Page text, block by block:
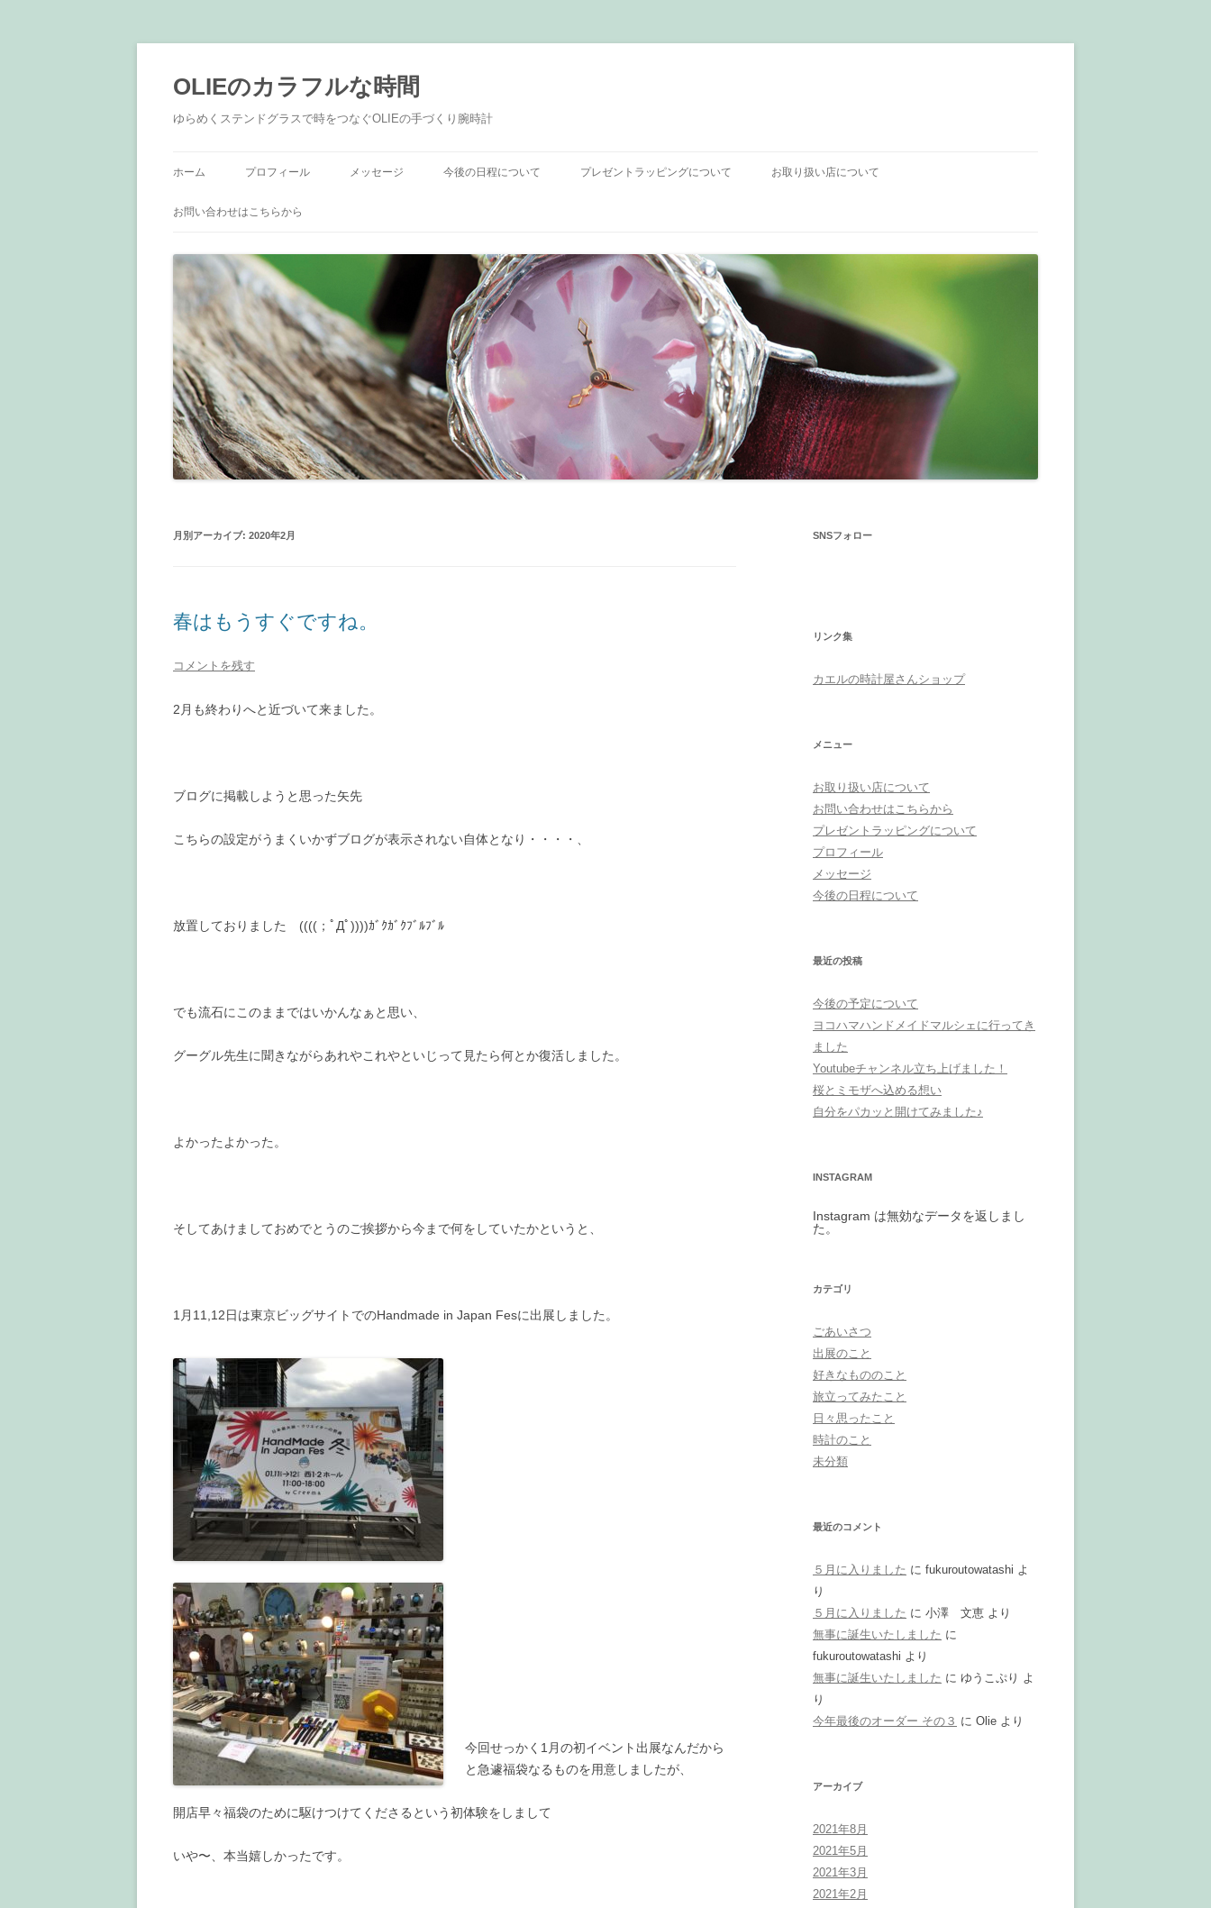
OLIEのカラフルな時間
ゆらめくステンドグラスで時をつなぐOLIEの手づくり腕時計
ン
ッ
プ
ホーム プロフィール メッセージ 今後の日程について プレゼントラッピングについて お取り扱い店について
お問い合わせはこちらから
月別アーカイブ: 2020年2月
春はもうすぐですね。
コメントを残す
2月も終わりへと近づいて来ました。
ブログに掲載しようと思った矢先
こちらの設定がうまくいかずブログが表示されない自体となり・・・・、
放置しておりました ((((；ﾟДﾟ))))ｶﾞｸｶﾞｸﾌﾞﾙﾌﾞﾙ
でも流石にこのままではいかんなぁと思い、
グーグル先生に聞きながらあれやこれやといじって見たら何とか復活しました。
よかったよかった。
そしてあけましておめでとうのご挨拶から今まで何をしていたかというと、
1月11,12日は東京ビッグサイトでのHandmade in Japan Fesに出展しました。
今回せっかく1月の初イベント出展なんだから
と急遽福袋なるものを用意しましたが、
開店早々福袋のために駆けつけてくださるという初体験をしまして
いや〜、本当嬉しかったです。
SNSフォロー
リンク集
カエルの時計屋さんショップ
メニュー
お取り扱い店について
お問い合わせはこちらから
プレゼントラッピングについて
プロフィール
メッセージ
今後の日程について
最近の投稿
今後の予定について
ヨコハマハンドメイドマルシェに行ってき
ました
Youtubeチャンネル立ち上げました！
桜とミモザへ込める想い
自分をパカッと開けてみました♪
INSTAGRAM
Instagram は無効なデータを返しまし
た。
カテゴリ
ごあいさつ
出展のこと
好きなもののこと
旅立ってみたこと
日々思ったこと
時計のこと
未分類
最近のコメント
５月に入りました に fukuroutowatashi よ
り
５月に入りました に 小澤 文恵 より
無事に誕生いたしました に
fukuroutowatashi より
無事に誕生いたしました に ゆうこぷり よ
り
今年最後のオーダー その３ に Olie より
アーカイブ
2021年8月
2021年5月
2021年3月
2021年2月